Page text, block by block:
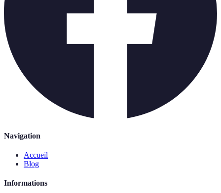
Navigation
Accueil
Blog
Informations